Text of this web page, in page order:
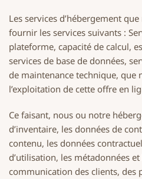
Les services d’hébergement
fournir les services suivants :
plateforme, capacité de calcul,
services de base de données,
de maintenance technique, que
l’exploitation de cette offre en
Ce faisant, nous ou notre
d’inventaire, les données de
contenu, les données
d’utilisation, les métadonnées
communication des clients, des